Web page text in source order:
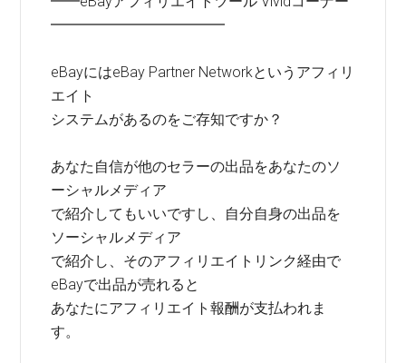
━━━━━━━━━━━━
eBayにはeBay Partner Networkというアフィリ
エイト
システムがあるのをご存知ですか？
あなた自信が他のセラーの出品をあなたのソ
ーシャルメディア
で紹介してもいいですし、自分自身の出品を
ソーシャルメディア
で紹介し、そのアフィリエイトリンク経由で
eBayで出品が売れると
あなたにアフィリエイト報酬が支払われま
す。